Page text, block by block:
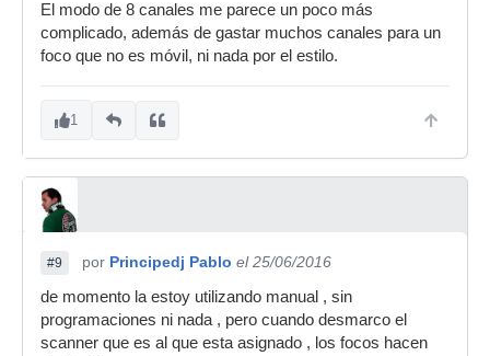
El modo de 8 canales me parece un poco más
complicado, además de gastar muchos canales para un
foco que no es móvil, ni nada por el estilo.
1
#9 por Principedj Pablo el 25/06/2016
de momento la estoy utilizando manual , sin
programaciones ni nada , pero cuando desmarco el
scanner que es al que esta asignado , los focos hacen